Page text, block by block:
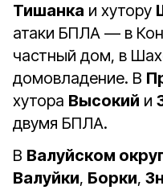
Тишанка и хутору
атаки БПЛА — в
частный дом, в
домовладение. В
хутора Высокий и
двумя БПЛА.
В Валуйском
Валуйки, Борки,